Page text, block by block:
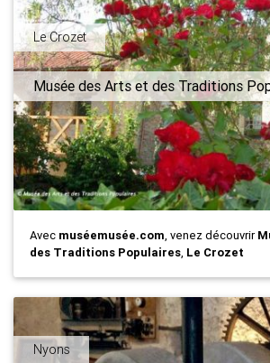
Le Crozet
Musée des Arts et des Traditions
Avec muséemusée.com, venez découvrir
des Traditions Populaires, Le Crozet
Nyons